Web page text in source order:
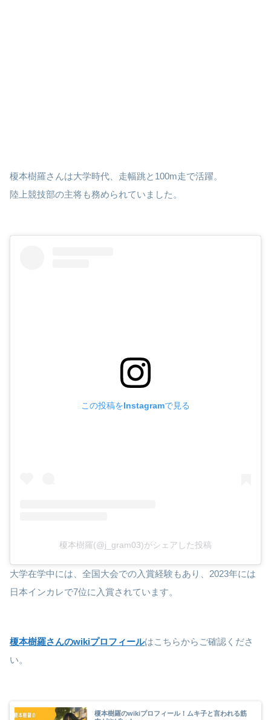
榎本樹羅さんは大学時代、走幅跳と100m走で活躍。
陸上競技部の主将も務められていました。
この投稿をInstagramで見る
榎本樹羅(@j_gram03)がシェアした投稿
大学在学中には、全国大会での入賞経験もあり、2023年には
日本インカレで7位に入賞されています。
榎本樹羅さんのwikiプロフィールはこちらからご確認くださ
い。
榎本樹羅のwikiプロフィール！ムキ子と言われる筋